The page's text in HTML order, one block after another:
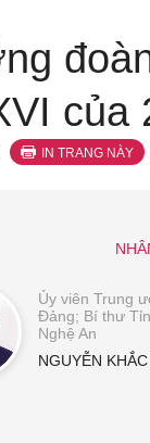
của
IN TRANG NÀY
Ủy viên Trung
Đảng; Bí thư
Nghệ An
NGUYỄN